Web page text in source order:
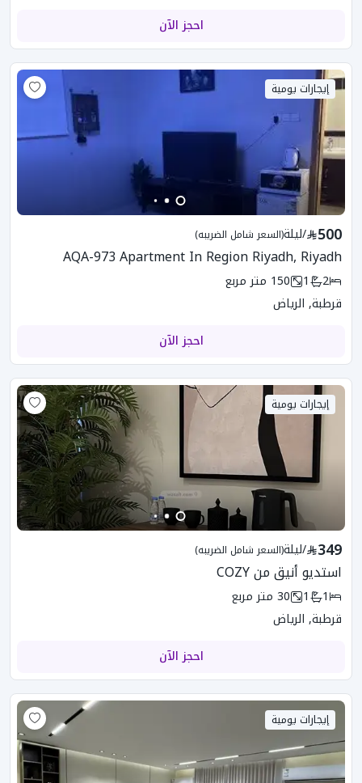
احجز الآن
إيجارات يومية
500
/ليلة(السعر شامل الضريبه)
AQA-973 Apartment In Region Riyadh, Riyadh
2
1
150 متر مربع
قرطبة, الرياض
احجز الآن
إيجارات يومية
349
/ليلة(السعر شامل الضريبه)
استديو أنيق من COZY
1
1
30 متر مربع
قرطبة, الرياض
احجز الآن
إيجارات يومية